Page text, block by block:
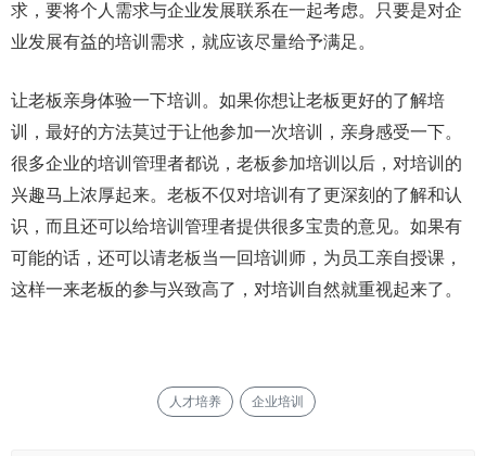
求，要将个人需求与企业发展联系在一起考虑。只要是对企
业发展有益的培训需求，就应该尽量给予满足。
让老板亲身体验一下培训。如果你想让老板更好的了解培
训，最好的方法莫过于让他参加一次培训，亲身感受一下。
很多企业的培训管理者都说，老板参加培训以后，对培训的
兴趣马上浓厚起来。老板不仅对培训有了更深刻的了解和认
识，而且还可以给培训管理者提供很多宝贵的意见。如果有
可能的话，还可以请老板当一回培训师，为员工亲自授课，
这样一来老板的参与兴致高了，对培训自然就重视起来了。
人才培养 企业培训